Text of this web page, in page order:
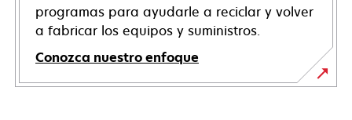
programas para ayudarle a reciclar y volver
a fabricar los equipos y suministros.
Conozca nuestro enfoque